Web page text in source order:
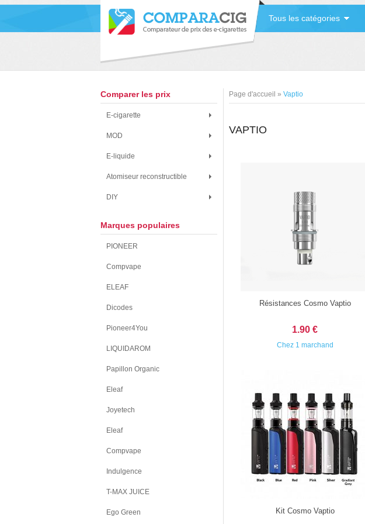
Tous les catégories
Comparer les prix
E-cigarette
MOD
E-liquide
Atomiseur reconstructible
DIY
Marques populaires
PIONEER
Compvape
ELEAF
Dicodes
Pioneer4You
LIQUIDAROM
Papillon Organic
Eleaf
Joyetech
Eleaf
Compvape
Indulgence
T-MAX JUICE
Ego Green
Page d'accueil » Vaptio
VAPTIO
Résistances Cosmo Vaptio
1.90 €
Chez 1 marchand
Kit Cosmo Vaptio